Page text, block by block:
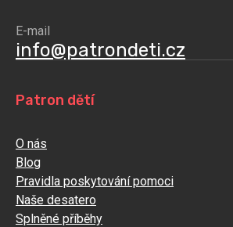
Patron dětí
O nás
Blog
Pravidla poskytování pomoci
Naše desatero
Splněné příběhy
E-mail
info@patrondeti.cz